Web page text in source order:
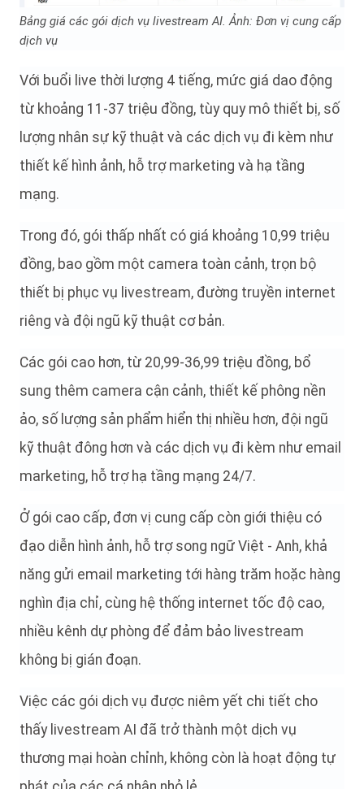
Bảng giá các gói dịch vụ livestream AI. Ảnh: Đơn vị cung cấp
dịch vụ
Với buổi live thời lượng 4 tiếng, mức giá dao động
từ khoảng 11-37 triệu đồng, tùy quy mô thiết bị, số
lượng nhân sự kỹ thuật và các dịch vụ đi kèm như
thiết kế hình ảnh, hỗ trợ marketing và hạ tầng
mạng.
Trong đó, gói thấp nhất có giá khoảng 10,99 triệu
đồng, bao gồm một camera toàn cảnh, trọn bộ
thiết bị phục vụ livestream, đường truyền internet
riêng và đội ngũ kỹ thuật cơ bản.
Các gói cao hơn, từ 20,99-36,99 triệu đồng, bổ
sung thêm camera cận cảnh, thiết kế phông nền
ảo, số lượng sản phẩm hiển thị nhiều hơn, đội ngũ
kỹ thuật đông hơn và các dịch vụ đi kèm như email
marketing, hỗ trợ hạ tầng mạng 24/7.
Ở gói cao cấp, đơn vị cung cấp còn giới thiệu có
đạo diễn hình ảnh, hỗ trợ song ngữ Việt - Anh, khả
năng gửi email marketing tới hàng trăm hoặc hàng
nghìn địa chỉ, cùng hệ thống internet tốc độ cao,
nhiều kênh dự phòng để đảm bảo livestream
không bị gián đoạn.
Việc các gói dịch vụ được niêm yết chi tiết cho
thấy livestream AI đã trở thành một dịch vụ
thương mại hoàn chỉnh, không còn là hoạt động tự